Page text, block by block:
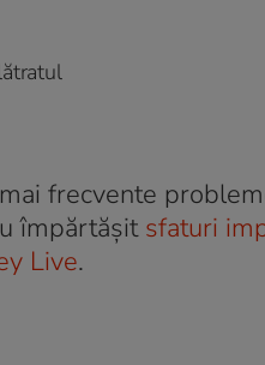
frecvente
împărtășit sfaturi
Live.